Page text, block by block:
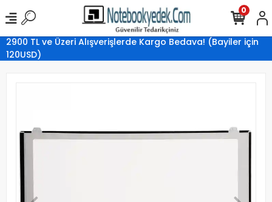
2900 TL ve Üzeri Alışverişlerde Kargo Bedava! (Bayiler için
120USD)
0